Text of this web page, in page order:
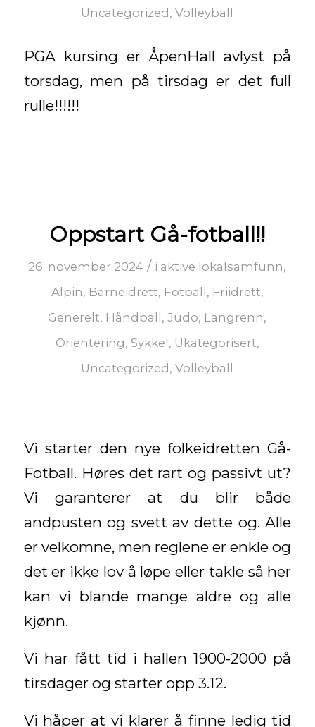
Uncategorized ,Volleyball
PGA kursing er ÅpenHall avlyst på
torsdag, men på tirsdag er det full
rulle!!!!!!
Oppstart Gå-fotball!!
26. november 2024 / i aktive lokalsamfunn,
Alpin, Barneidrett, Fotball , Friidrett,
Generelt, Håndball ,Judo, Langrenn,
Orientering, Sykkel , Ukategorisert,
Uncategorized ,Volleyball
Vi starter den nye folkeidretten Gå-
Fotball. Høres det rart og passivt ut?
Vi garanterer at du blir både
andpusten og svett av dette og. Alle
er velkomne, men reglene er enkle og
det er ikke lov å løpe eller takle så her
kan vi blande mange aldre og alle
kjønn.
Vi har fått tid i hallen 1900-2000 på
tirsdager og starter opp 3.12.
Vi håper at vi klarer å finne ledig tid